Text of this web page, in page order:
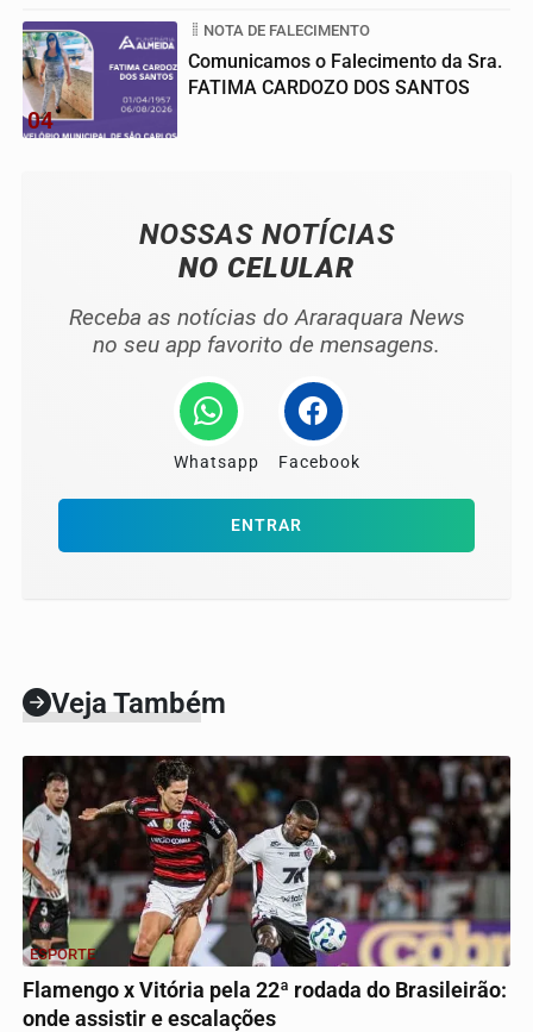
04
NOTA DE FALECIMENTO
Comunicamos o Falecimento da Sra.
FATIMA CARDOZO DOS SANTOS
NOSSAS NOTÍCIAS
NO CELULAR
Receba as notícias do Araraquara News
no seu app favorito de mensagens.
Whatsapp Facebook
ENTRAR
Veja Também
ESPORTE
Flamengo x Vitória pela 22ª rodada do Brasileirão:
onde assistir e escalações